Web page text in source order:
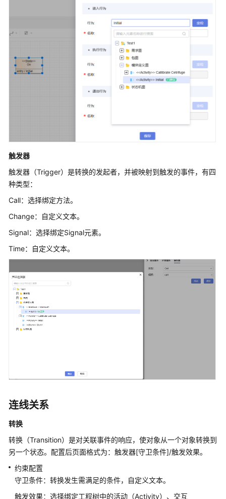
等
协
议
支
持
域
统
权
限
触发器
触发器（Trigger）是转换的发起者，并被映射到触发的事件，有四
种类型：
Call：选择绑定方法。
Change：自定义文本。
Signal：选择绑定Signal元素。
Time：自定义文本。
连线关系
转换
转换（Transition）是对关联事件的响应，使对象从一个对象转换到
另一个状态。配置后页面格式为：触发器[守卫条件]/触发效果。
约束配置
守卫条件：转换发生需满足的条件，自定义文本。
触发效果：选择绑定工程树中的活动（Activity）、交互